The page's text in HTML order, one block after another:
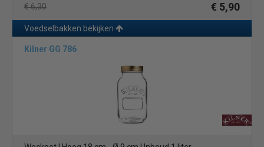
€ 6,30
€ 5,90
Voedselbakken bekijken
Kilner GG 786